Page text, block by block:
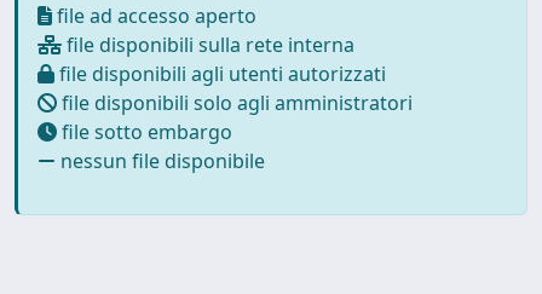
file ad accesso aperto
file disponibili sulla rete interna
file disponibili agli utenti autorizzati
file disponibili solo agli amministratori
file sotto embargo
nessun file disponibile